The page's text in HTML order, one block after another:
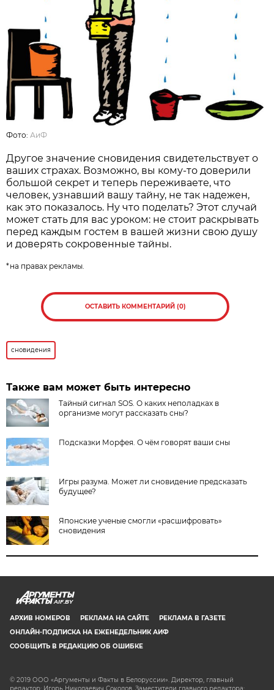
Фото: АиФ
Другое значение сновидения свидетельствует о
ваших страхах. Возможно, вы кому-то доверили
большой секрет и теперь переживаете, что
человек, узнавший вашу тайну, не так надежен,
как это показалось. Ну что поделать? Этот случай
может стать для вас уроком: не стоит раскрывать
перед каждым гостем в вашей жизни свою душу
и доверять сокровенные тайны.
*на правах рекламы.
ОСТАВИТЬ КОММЕНТАРИЙ (0)
сновидения
Также вам может быть интересно
Тайный сигнал SOS. О каких неполадках в
организме могут рассказать сны?
Подсказки Морфея. О чём говорят ваши сны
Игры разума. Может ли сновидение предсказать
будущее?
Японские ученые смогли «расшифровать»
сновидения
AIF.BY
АРХИВ НОМЕРОВ РЕКЛАМА НА САЙТЕ
РЕКЛАМА В ГАЗЕТЕ
ОНЛАЙН-ПОДПИСКА НА ЕЖЕНЕДЕЛЬНИК АИФ
СООБЩИТЬ В РЕДАКЦИЮ ОБ ОШИБКЕ
© 2019 ООО «Аргументы и Факты в Белоруссии». Директор, главный